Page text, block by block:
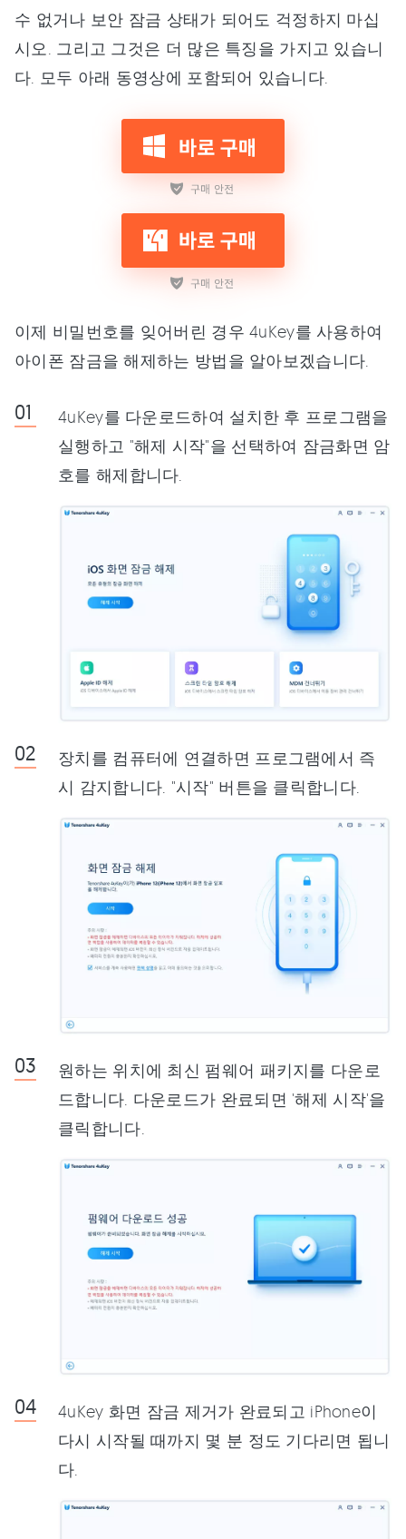
수 없거나 보안 잠금 상태가 되어도 걱정하지 마십
시오. 그리고 그것은 더 많은 특징을 가지고 있습니
다. 모두 아래 동영상에 포함되어 있습니다.
이제 비밀번호를 잊어버린 경우 4uKey를 사용하여
아이폰 잠금을 해제하는 방법을 알아보겠습니다.
4uKey를 다운로드하여 설치한 후 프로그램을
실행하고 "해제 시작"을 선택하여 잠금화면 암
호를 해제합니다.
장치를 컴퓨터에 연결하면 프로그램에서 즉
시 감지합니다. "시작" 버튼을 클릭합니다.
원하는 위치에 최신 펌웨어 패키지를 다운로
드합니다. 다운로드가 완료되면 '해제 시작'을
클릭합니다.
4uKey 화면 잠금 제거가 완료되고 iPhone이
다시 시작될 때까지 몇 분 정도 기다리면 됩니
다.